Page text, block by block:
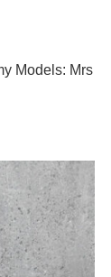
Models: Mrs